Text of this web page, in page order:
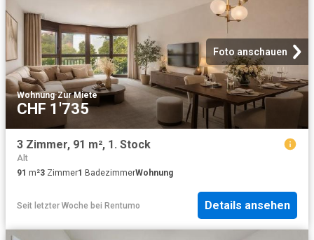
Foto anschauen
Wohnung·Zur Miete
CHF 1'735
3 Zimmer, 91 m², 1. Stock
Alt
91 m²3 Zimmer1 BadezimmerWohnung
Seit letzter Woche bei Rentumo Details ansehen